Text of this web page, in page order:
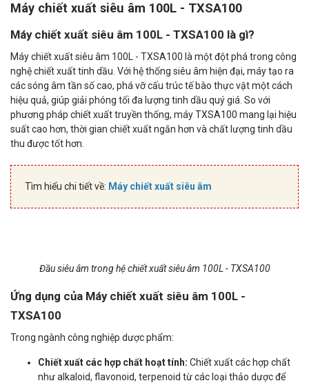
Máy chiết xuất siêu âm 100L - TXSA100
Máy chiết xuất siêu âm 100L - TXSA100 là gì?
Máy chiết xuất siêu âm 100L - TXSA100 là một đột phá trong công
nghệ chiết xuất tinh dầu. Với hệ thống siêu âm hiện đại, máy tạo ra
các sóng âm tần số cao, phá vỡ cấu trúc tế bào thực vật một cách
hiệu quả, giúp giải phóng tối đa lượng tinh dầu quý giá. So với
phương pháp chiết xuất truyền thống, máy TXSA100 mang lại hiệu
suất cao hơn, thời gian chiết xuất ngắn hơn và chất lượng tinh dầu
thu được tốt hơn.
Tìm hiểu chi tiết về: Máy chiết xuất siêu âm
Đầu siêu âm trong hệ chiết xuất siêu âm 100L - TXSA100
Ứng dụng của Máy chiết xuất siêu âm 100L -
TXSA100
Trong ngành công nghiệp dược phẩm:
Chiết xuất các hợp chất hoạt tính: Chiết xuất các hợp chất
như alkaloid, flavonoid, terpenoid từ các loại thảo dược để